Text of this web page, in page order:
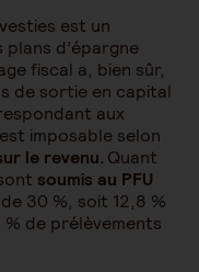
est un
d’épargne
fiscal a, bien sûr,
de sortie en capital
aux
imposable selon
le revenu. Quant
soumis au PFU
30 %, soit 12,8 %
% de prélèvements